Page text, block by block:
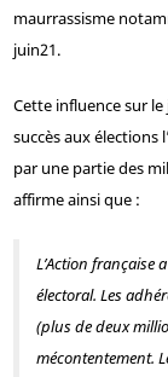
maurrassisme
juin21.
Cette influence sur
succès aux élections
par une partie des
affirme ainsi que :
L’Action française
électoral. Les
(plus de deux
mécontentement.